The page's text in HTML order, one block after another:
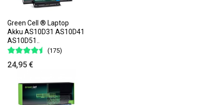
Green Cell ® Laptop
Akku AS10D31 AS10D41
AS10D51..
(175)
24,95 €